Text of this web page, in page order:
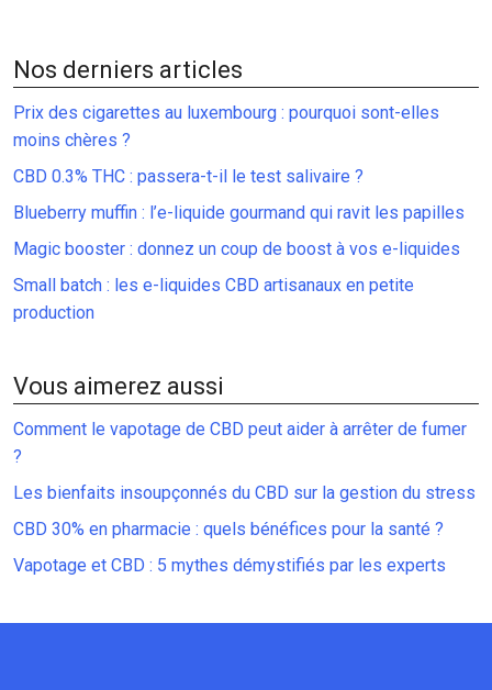
Nos derniers articles
Prix des cigarettes au luxembourg : pourquoi sont-elles
moins chères ?
CBD 0.3% THC : passera-t-il le test salivaire ?
Blueberry muffin : l’e-liquide gourmand qui ravit les papilles
Magic booster : donnez un coup de boost à vos e-liquides
Small batch : les e-liquides CBD artisanaux en petite
production
Vous aimerez aussi
Comment le vapotage de CBD peut aider à arrêter de fumer
?
Les bienfaits insoupçonnés du CBD sur la gestion du stress
CBD 30% en pharmacie : quels bénéfices pour la santé ?
Vapotage et CBD : 5 mythes démystifiés par les experts